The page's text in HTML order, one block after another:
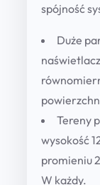
spójność
Duże
Tereny
wysokość
promieniu
W każdy.